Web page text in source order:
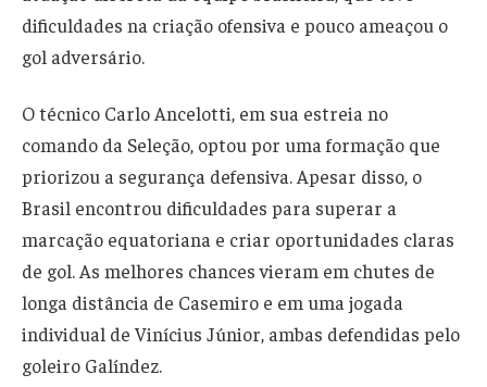
dificuldades na criação ofensiva e pouco ameaçou o
gol adversário.
O técnico Carlo Ancelotti, em sua estreia no
comando da Seleção, optou por uma formação que
priorizou a segurança defensiva. Apesar disso, o
Brasil encontrou dificuldades para superar a
marcação equatoriana e criar oportunidades claras
de gol. As melhores chances vieram em chutes de
longa distância de Casemiro e em uma jogada
individual de Vinícius Júnior, ambas defendidas pelo
goleiro Galíndez.